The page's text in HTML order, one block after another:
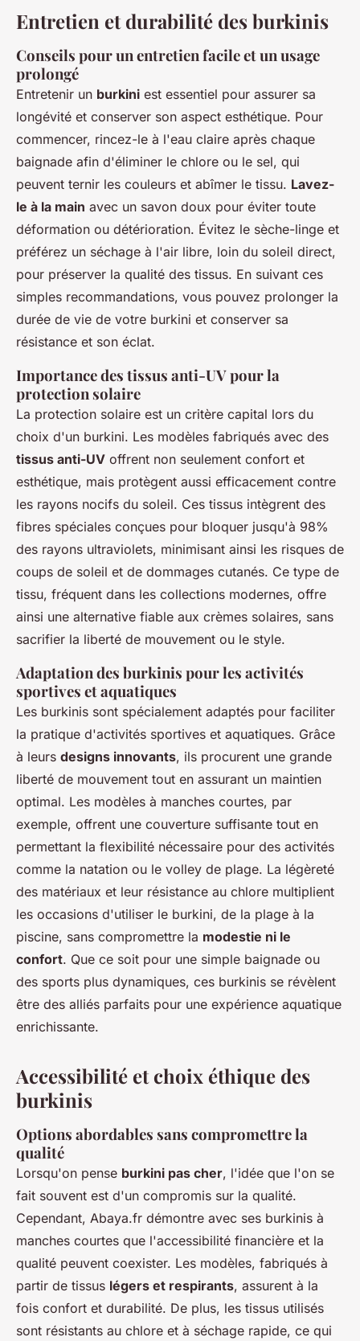
Entretien et durabilité des burkinis
Conseils pour un entretien facile et un usage
prolongé
Entretenir un burkini est essentiel pour assurer sa
longévité et conserver son aspect esthétique. Pour
commencer, rincez-le à l'eau claire après chaque
baignade afin d'éliminer le chlore ou le sel, qui
peuvent ternir les couleurs et abîmer le tissu. Lavez-
le à la main avec un savon doux pour éviter toute
déformation ou détérioration. Évitez le sèche-linge et
préférez un séchage à l'air libre, loin du soleil direct,
pour préserver la qualité des tissus. En suivant ces
simples recommandations, vous pouvez prolonger la
durée de vie de votre burkini et conserver sa
résistance et son éclat.
Importance des tissus anti-UV pour la
protection solaire
La protection solaire est un critère capital lors du
choix d'un burkini. Les modèles fabriqués avec des
tissus anti-UV offrent non seulement confort et
esthétique, mais protègent aussi efficacement contre
les rayons nocifs du soleil. Ces tissus intègrent des
fibres spéciales conçues pour bloquer jusqu'à 98%
des rayons ultraviolets, minimisant ainsi les risques de
coups de soleil et de dommages cutanés. Ce type de
tissu, fréquent dans les collections modernes, offre
ainsi une alternative fiable aux crèmes solaires, sans
sacrifier la liberté de mouvement ou le style.
Adaptation des burkinis pour les activités
sportives et aquatiques
Les burkinis sont spécialement adaptés pour faciliter
la pratique d'activités sportives et aquatiques. Grâce
à leurs designs innovants, ils procurent une grande
liberté de mouvement tout en assurant un maintien
optimal. Les modèles à manches courtes, par
exemple, offrent une couverture suffisante tout en
permettant la flexibilité nécessaire pour des activités
comme la natation ou le volley de plage. La légèreté
des matériaux et leur résistance au chlore multiplient
les occasions d'utiliser le burkini, de la plage à la
piscine, sans compromettre la modestie ni le
confort. Que ce soit pour une simple baignade ou
des sports plus dynamiques, ces burkinis se révèlent
être des alliés parfaits pour une expérience aquatique
enrichissante.
Accessibilité et choix éthique des
burkinis
Options abordables sans compromettre la
qualité
Lorsqu'on pense burkini pas cher, l'idée que l'on se
fait souvent est d'un compromis sur la qualité.
Cependant, Abaya.fr démontre avec ses burkinis à
manches courtes que l'accessibilité financière et la
qualité peuvent coexister. Les modèles, fabriqués à
partir de tissus légers et respirants, assurent à la
fois confort et durabilité. De plus, les tissus utilisés
sont résistants au chlore et à séchage rapide, ce qui